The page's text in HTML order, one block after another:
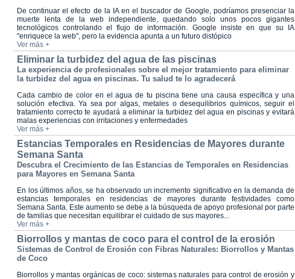
De continuar el efecto de la IA en el buscador de Google, podríamos presenciar la
muerte lenta de la web independiente, quedando solo unos pocos gigantes
tecnológicos controlando el flujo de información. Google insiste en que su IA
"enriquece la web", pero la evidencia apunta a un futuro distópico
Ver más +
Eliminar la turbidez del agua de las piscinas
La experiencia de profesionales sobre el mejor tratamiento para eliminar
la turbidez del agua en piscinas. Tu salud te lo agradecerá
Cada cambio de color en el agua de tu piscina tiene una causa específica y una
solución efectiva. Ya sea por algas, metales o desequilibrios químicos, seguir el
tratamiento correcto te ayudará a eliminar la turbidez del agua en piscinas y evitará
malas experiencias con irritaciones y enfermedades
Ver más +
Estancias Temporales en Residencias de Mayores durante
Semana Santa
Descubra el Crecimiento de las Estancias de Temporales en Residencias
para Mayores en Semana Santa
En los últimos años, se ha observado un incremento significativo en la demanda de
estancias temporales en residencias de mayores durante festividades como
Semana Santa. Este aumento se debe a la búsqueda de apoyo profesional por parte
de familias que necesitan equilibrar el cuidado de sus mayores...
Ver más +
Biorrollos y mantas de coco para el control de la erosión
Sistemas de Control de Erosión con Fibras Naturales: Biorrollos y Mantas
de Coco
Biorrollos y mantas orgánicas de coco: sistemas naturales para control de erosión y